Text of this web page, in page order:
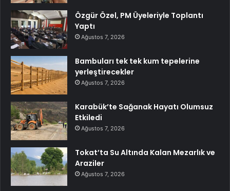
Özgür Özel, PM Üyeleriyle Toplantı
Yaptı
Ağustos 7, 2026
Bambuları tek tek kum tepelerine
yerleştirecekler
Ağustos 7, 2026
Karabük’te Sağanak Hayatı Olumsuz
Etkiledi
Ağustos 7, 2026
Tokat’ta Su Altında Kalan Mezarlık ve
Araziler
Ağustos 7, 2026